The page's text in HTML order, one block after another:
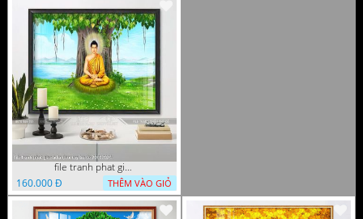
file tranh phat giao adia duoi cay bo de 20012024
160.000 Đ
THÊM VÀO GIỎ